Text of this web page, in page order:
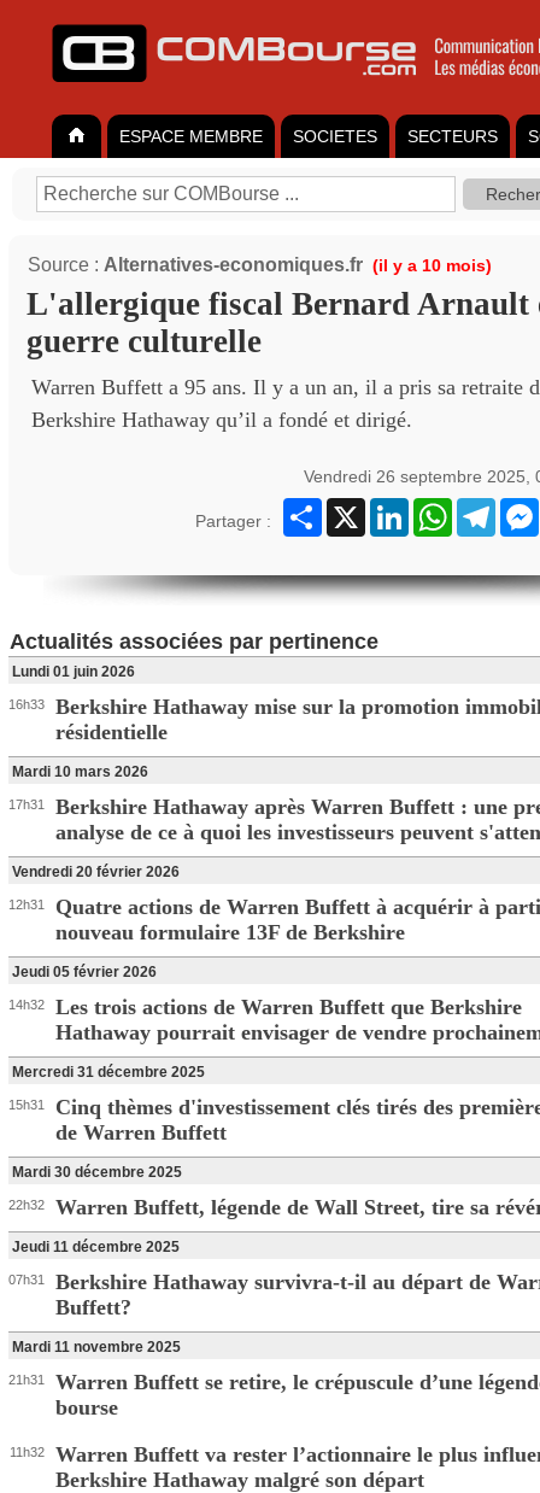
ESPACE MEMBRE SOCIETES SECTEURS
Source : Alternatives-economiques.fr (il y a 10 mois)
L'allergique fiscal Bernard Arnault
guerre culturelle
Warren Buffett a 95 ans. Il y a un an, il a pris sa retraite
Berkshire Hathaway qu’il a fondé et dirigé.
Vendredi 26 septembre 2025,
Partager :
Partager
X LinkedInWhatsApp
Actualités associées par pertinence
Lundi 01 juin 2026
16h33
Berkshire Hathaway mise sur la promotion
résidentielle
Mardi 10 mars 2026
17h31
Berkshire Hathaway après Warren Buffett : une
analyse de ce à quoi les investisseurs peuvent
Vendredi 20 février 2026
12h31
Quatre actions de Warren Buffett à acquérir à
nouveau formulaire 13F de Berkshire
Jeudi 05 février 2026
14h32
Les trois actions de Warren Buffett que Berkshire
Hathaway pourrait envisager de vendre
Mercredi 31 décembre 2025
15h31
Cinq thèmes d'investissement clés tirés des
de Warren Buffett
Mardi 30 décembre 2025
22h32 Warren Buffett, légende de Wall Street, tire sa
Jeudi 11 décembre 2025
07h31
Berkshire Hathaway survivra-t-il au départ de
Buffett?
Mardi 11 novembre 2025
21h31
Warren Buffett se retire, le crépuscule d’une
bourse
11h32
Warren Buffett va rester l’actionnaire le plus
Berkshire Hathaway malgré son départ